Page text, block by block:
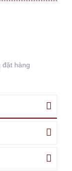
đặt hàng